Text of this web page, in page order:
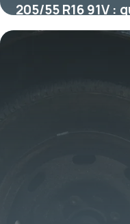
205/55 R16 91V :
inscriptions sur